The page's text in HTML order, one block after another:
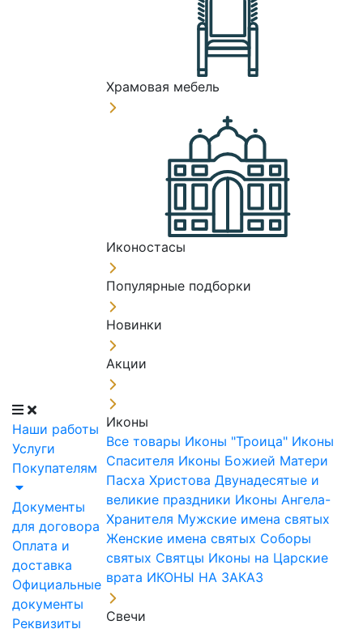
Наши работы
Услуги
Покупателям
Документы
для договора
Оплата и
доставка
Официальные
документы
Реквизиты
Храмовая мебель
Иконостасы
Популярные подборки
Новинки
Акции
Иконы
Все товары Иконы "Троица" Иконы
Спасителя Иконы Божией Матери
Пасха Христова Двунадесятые и
великие праздники Иконы Ангела-
Хранителя Мужские имена святых
Женские имена святых Соборы
святых Святцы Иконы на Царские
врата ИКОНЫ НА ЗАКАЗ
Свечи